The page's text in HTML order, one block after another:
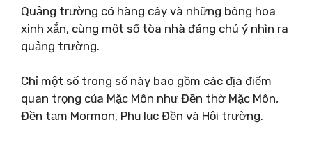
Quảng trường có hàng cây và những bông hoa
xinh xắn, cùng một số tòa nhà đáng chú ý nhìn ra
quảng trường.
Chỉ một số trong số này bao gồm các địa điểm
quan trọng của Mặc Môn như Đền thờ Mặc Môn,
Đền tạm Mormon, Phụ lục Đền và Hội trường.